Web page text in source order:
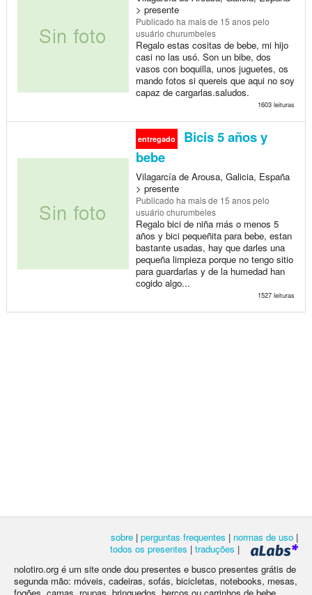
> presente
Publicado ha mais de 15 anospelo
usuário churumbeles
Regalo estas cositas de bebe, mi hijo
casi no las usó. Son un bibe, dos
vasos con boquilla, unos juguetes, os
mando fotos si quereis que aqui no soy
capaz de cargarlas.saludos.
1603 leituras
entregado
Bicis 5 años y
bebe
Vilagarcía de Arousa, Galicia, España
> presente
Publicado ha mais de 15 anospelo
usuário churumbeles
Regalo bici de niña más o menos 5
años y bici pequeñita para bebe, estan
bastante usadas, hay que darles una
pequeña limpieza porque no tengo sitio
para guardarlas y de la humedad han
cogido algo...
1527 leituras
sobre | perguntas frequentes | normas de uso |
todos os presentes | traduções |
nolotiro.org é um site onde dou presentes e busco presentes grátis de
segunda mão: móveis, cadeiras, sofás, bicicletas, notebooks, mesas,
fogões, camas, roupas, brinquedos, berços ou carrinhos de bebe,